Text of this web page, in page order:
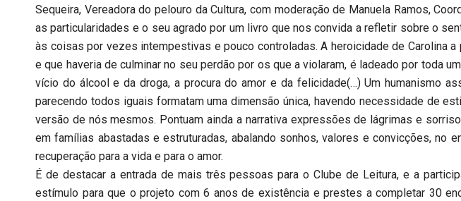
Sequeira, Vereadora do pelouro da Cultura, com moderação de Manuela Ramos,
as particularidades e o seu agrado por um livro que nos convida a refletir sobre o
às coisas por vezes intempestivas e pouco controladas. A heroicidade de Carolina
e que haveria de culminar no seu perdão por os que a violaram, é ladeado por toda
vício do álcool e da droga, a procura do amor e da felicidade(…) Um humanismo
parecendo todos iguais formatam uma dimensão única, havendo necessidade de
versão de nós mesmos. Pontuam ainda a narrativa expressões de lágrimas e
em famílias abastadas e estruturadas, abalando sonhos, valores e convicções,
recuperação para a vida e para o amor.
É de destacar a entrada de mais três pessoas para o Clube de Leitura, e a
estímulo para que o projeto com 6 anos de existência e prestes a completar 30